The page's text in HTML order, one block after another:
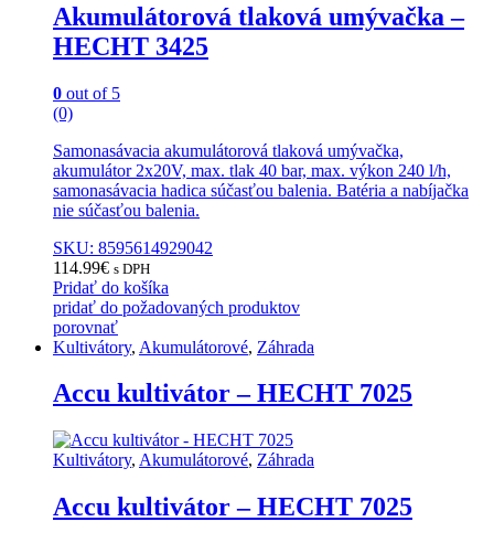
Akumulátorová tlaková umývačka –
HECHT 3425
0 out of 5
(0)
Samonasávacia akumulátorová tlaková umývačka,
akumulátor 2x20V, max. tlak 40 bar, max. výkon 240 l/h,
samonasávacia hadica súčasťou balenia. Batéria a nabíjačka
nie súčasťou balenia.
SKU: 8595614929042
114.99€ s DPH
Pridať do košíka
pridať do požadovaných produktov
porovnať
Kultivátory, Akumulátorové, Záhrada
Accu kultivátor – HECHT 7025
Kultivátory, Akumulátorové, Záhrada
Accu kultivátor – HECHT 7025